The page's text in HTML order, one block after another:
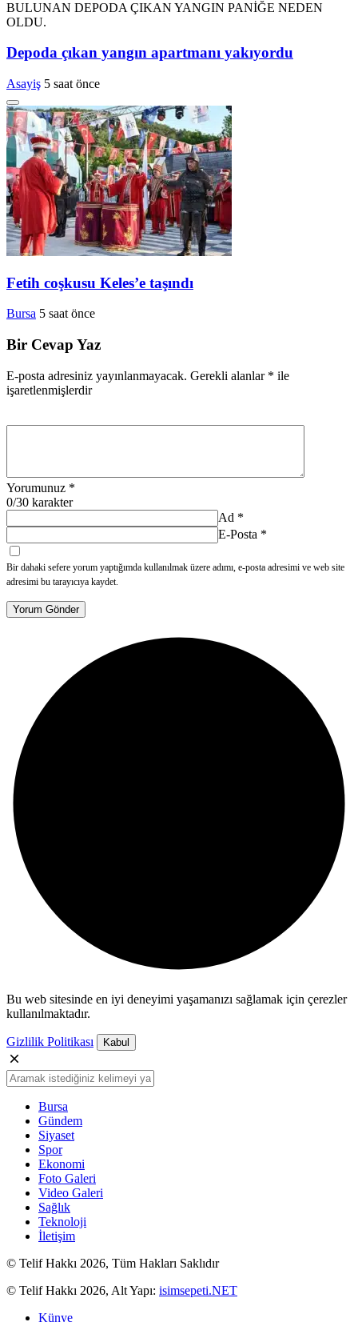
Depoda çıkan yangın apartmanı yakıyordu
Asayiş 5 saat önce
Fetih coşkusu Keles’e taşındı
Bursa 5 saat önce
Bir Cevap Yaz
E-posta adresiniz yayınlanmayacak. Gerekli alanlar * ile
işaretlenmişlerdir
Yorumunuz *
0/30 karakter
Ad *
E-Posta *
Bir dahaki sefere yorum yaptığımda kullanılmak üzere adımı, e-posta adresimi ve web site
adresimi bu tarayıcıya kaydet.
Yorum Gönder
Bu web sitesinde en iyi deneyimi yaşamanızı sağlamak için çerezler
kullanılmaktadır.
Gizlilik Politikası Kabul
Bursa
Gündem
Siyaset
Spor
Ekonomi
Foto Galeri
Video Galeri
Sağlık
Teknoloji
İletişim
© Telif Hakkı 2026, Tüm Hakları Saklıdır
© Telif Hakkı 2026, Alt Yapı: isimsepeti.NET
Künye